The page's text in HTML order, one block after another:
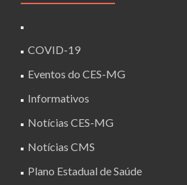
COVID-19
Eventos do CES-MG
Informativos
Notícias CES-MG
Notícias CMS
Plano Estadual de Saúde